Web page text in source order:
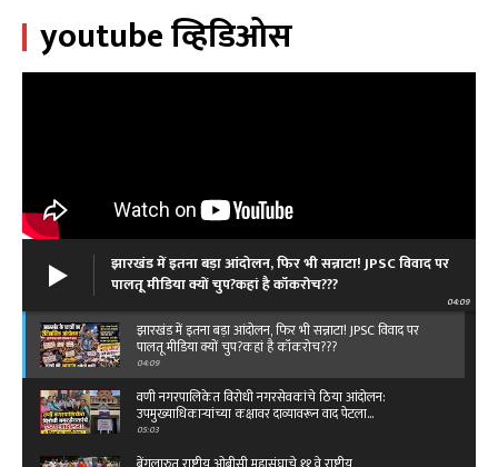
youtube व्हिडिओस
झारखंड में इतना बड़ा आंदोलन, फिर भी सन्नाटा! JPSC विवाद पर
पालतू मीडिया क्यों चुप?कहां है कॉकरोच???
04:09
झारखंड में इतना बड़ा आंदोलन, फिर भी सन्नाटा! JPSC विवाद पर
पालतू मीडिया क्यों चुप?कहां है कॉकरोच???
04:09
वणी नगरपालिकेत विरोधी नगरसेवकांचे ठिया आंदोलन:
उपमुख्याधिकाऱ्यांच्या कक्षावर दाव्यावरून वाद पेटला...
05:03